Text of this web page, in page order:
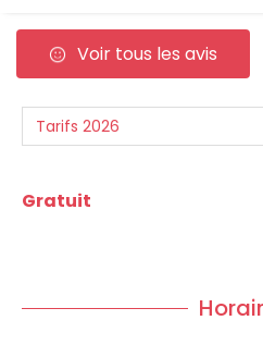
Voir tous les avis
Gratuit